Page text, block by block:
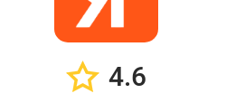
4.6